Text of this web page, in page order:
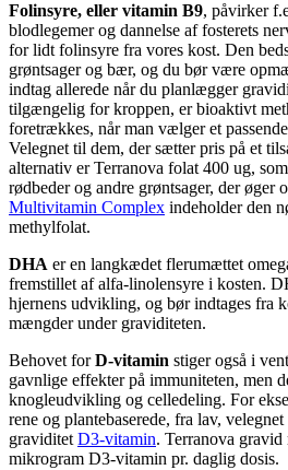
Folinsyre, eller vitamin B9, påvirker
blodlegemer og dannelse af fosterets
for lidt folinsyre fra vores kost. Den
grøntsager og bær, og du bør være
indtag allerede når du planlægger
tilgængelig for kroppen, er bioaktivt
foretrækkes, når man vælger et passende
Velegnet til dem, der sætter pris på et
alternativ erTerranova folat 400 ug,
rødbeder og andre grøntsager, der øger
Multivitamin Complex indeholder den
methylfolat.
DHA er en langkædet flerumættet
fremstillet af alfa-linolensyre i kosten.
hjernens udvikling, og bør indtages fra
mængder under graviditeten.
Behovet forD-vitamin stiger også i
gavnlige effekter på immuniteten, men
knogleudvikling og celledeling. For
rene og plantebaserede, fra lav,
graviditet D3-vitamin. Terranova
mikrogram D3-vitamin pr. daglig dosis.